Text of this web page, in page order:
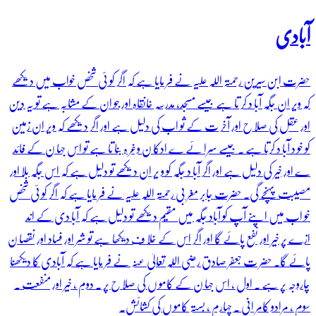
آبادی
حضرت ابن سیرین رحمتہ اللہ علیہ نے فر مایا ہے کہ اگر کو ئی شخص خواب میں دیکھے
کہ ویر ان جگہ آبا د کر تا ہے جیسے مسجد، مدرسہ خانقاہ اور جو ان کے مشابہ ہے تو یہ دین
اور عقل کی صلا ح اور آخر ت کے ثو اب کی دلیل ہے اور اگر دیکھے کہ ویر ان زمین
کو خو د آبا د کرتا ہے ۔ جیسے سرا ئے ے ادکا ن وغر ہ بنا تا ہے تو اس جہا ن کے فائد
ے اور خیر کی دلیل ہے اور اگر آبا د جگہ کو و یر ان دیکھے تو دلیل ہے کہ اس جگہ بلا اور
مصیبت پہنچے گی۔ حضرت جابر مغر بی رحمتہ اللہ علیہ نے فر مایا ہے کہ اگر کو ئی شخص
خو اب میں اپنے آپ کو آباد جگہ میں مقیم دیکھے تو دلیل ہے کہ آبا دی کے اند
ازے پر خیر اور نفع پائے گا اور اگر اس کے خلا ف دیکھا ہے تو شر اور فساد اور نقصا ن
پائے گا۔ حضر ت جعفر صادق رضی اللہ تعالیٰ عنہ نے فر مایا ہے کہ آبادی کا دیکھنا
چاروجہ پر ہے ۔ اول ، اس جہا ن کے کامو ں کی صلا ح پر ۔ دوم ، خیر اور منفعت ۔
سوم ، مرادو کامر انی ۔ چہارم ، بستہ کامو ں کی کشائش۔